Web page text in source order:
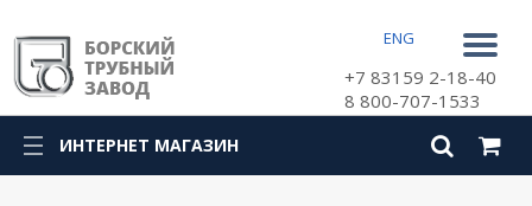
ENG
+7 83159 2-18-40
8 800-707-1533
ИНТЕРНЕТ МАГАЗИН